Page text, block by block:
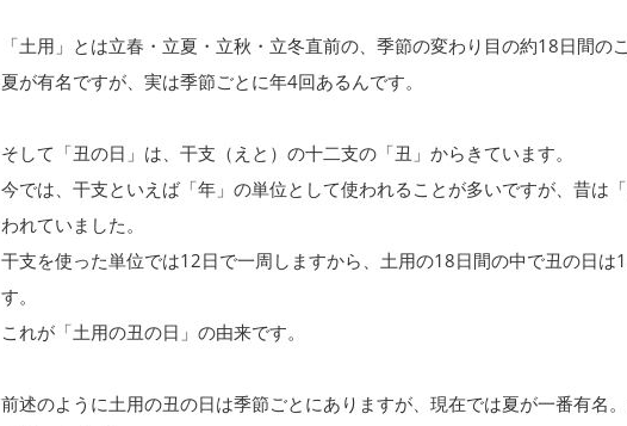
「土用」とは立春・立夏・立秋・立冬直前の、季節の変わり目の約18日間の
夏が有名ですが、実は季節ごとに年4回あるんです。
そして「丑の日」は、干支（えと）の十二支の「丑」からきています。
今では、干支といえば「年」の単位として使われることが多いですが、昔は
われていました。
干支を使った単位では12日で一周しますから、土用の18日間の中で丑の日は
す。
これが「土用の丑の日」の由来です。
前述のように土用の丑の日は季節ごとにありますが、現在では夏が一番有名